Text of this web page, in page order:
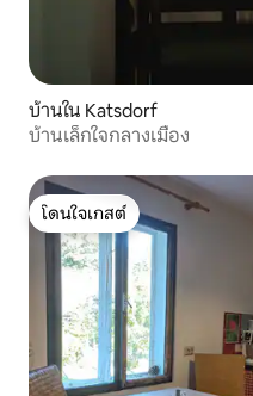
บ้านใน Katsdorf
บ้านเล็กใจกลางเมือง
โดนใจเกสต์
โดนใจเกสต์